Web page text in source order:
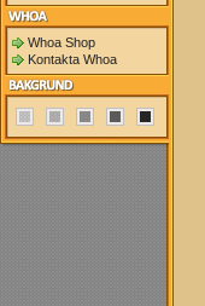
Whoa Shop
Kontakta Whoa